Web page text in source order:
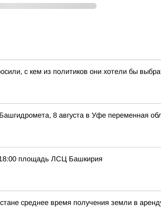
с кем из политиков они хотели бы
8 августа в Уфе переменная
18:00 площадь ЛСЦ Башкирия
среднее время получения земли в